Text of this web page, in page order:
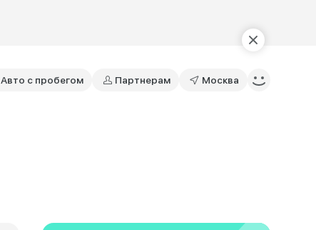
Авто с пробегом Партнерам Москва